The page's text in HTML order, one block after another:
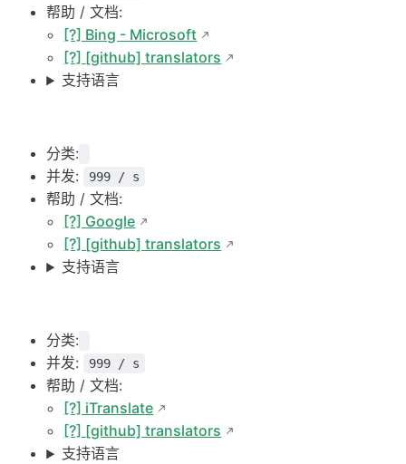
帮助 / 文档:
[?] Bing - Microsoft
[?] [github] translators
支持语言
分类:
并发:
999 / s
帮助 / 文档:
[?] Google
[?] [github] translators
支持语言
分类:
并发:
999 / s
帮助 / 文档:
[?] iTranslate
[?] [github] translators
支持语言